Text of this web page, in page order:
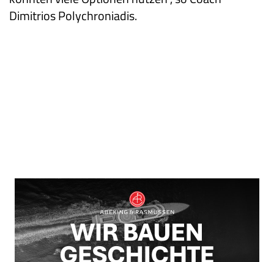
Dimitrios Polychroniadis.